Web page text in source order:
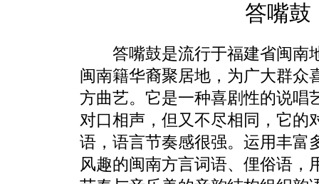
答嘴鼓
答嘴鼓是流行于福建省闽南
闽南籍华裔聚居地，为广大群众
方曲艺。它是一种喜剧性的说唱
对口相声，但又不尽相同，它的
语，语言节奏感很强。运用丰富
风趣的闽南方言词语、俚俗语，